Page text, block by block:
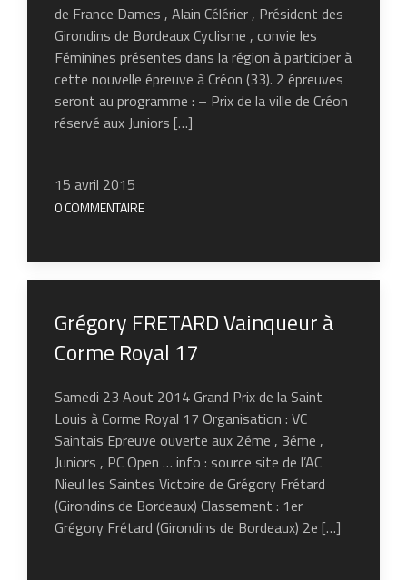
de France Dames , Alain Célérier , Président des
Girondins de Bordeaux Cyclisme , convie les
Féminines présentes dans la région à participer à
cette nouvelle épreuve à Créon (33). 2 épreuves
seront au programme : – Prix de la ville de Créon
réservé aux Juniors […]
15 avril 2015
0 COMMENTAIRE
Grégory FRETARD Vainqueur à
Corme Royal 17
Samedi 23 Aout 2014 Grand Prix de la Saint
Louis à Corme Royal 17 Organisation : VC
Saintais Epreuve ouverte aux 2éme , 3éme ,
Juniors , PC Open … info : source site de l’AC
Nieul les Saintes Victoire de Grégory Frétard
(Girondins de Bordeaux) Classement : 1er
Grégory Frétard (Girondins de Bordeaux) 2e […]